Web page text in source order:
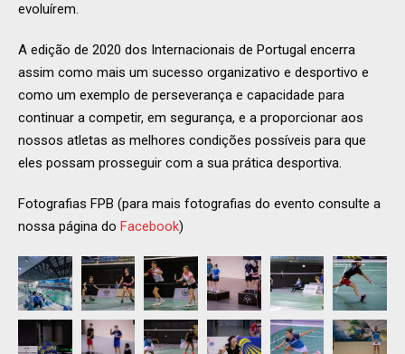
evoluírem.
A edição de 2020 dos Internacionais de Portugal encerra
assim como mais um sucesso organizativo e desportivo e
como um exemplo de perseverança e capacidade para
continuar a competir, em segurança, e a proporcionar aos
nossos atletas as melhores condições possíveis para que
eles possam prosseguir com a sua prática desportiva.
Fotografias FPB (para mais fotografias do evento consulte a
nossa página do Facebook)